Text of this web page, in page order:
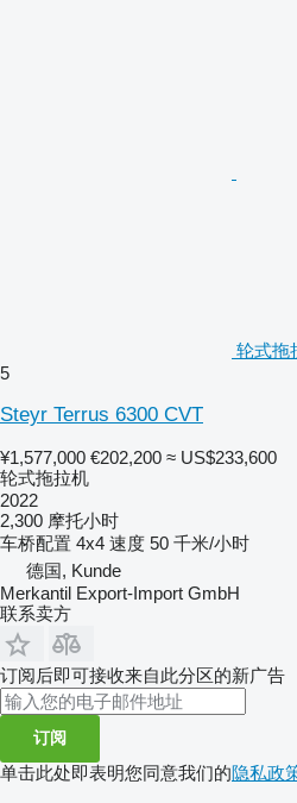
轮式拖
5
Steyr Terrus 6300 CVT
¥1,577,000 €202,200 ≈ US$233,600
轮式拖拉机
2022
2,300 摩托小时
车桥配置 4x4 速度 50 千米/小时
德国, Kunde
Merkantil Export-Import GmbH
联系卖方
订阅后即可接收来自此分区的新广告
订阅
单击此处即表明您同意我们的隐私政